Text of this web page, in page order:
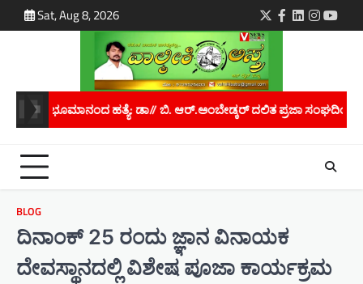
to
Sat, Aug 8, 2026 Twitter
Facebook
LinkedIn
ಆರ್.ಅಂಬೇಡ್ಕರ್ ದಲಿತ ಪ್ರಜಾ ಸಂಘದಿಂದ ರಾಜ್ಯಪಾಲರಿಗೆ ಮನವಿ..
BLOG
ದಿನಾಂಕ್ 25 ರಂದು ಜ್ಞಾನ ವಿನಾಯಕ
ದೇವಸ್ಥಾನದಲ್ಲಿ ವಿಶೇಷ ಪೂಜಾ ಕಾರ್ಯಕ್ರಮ